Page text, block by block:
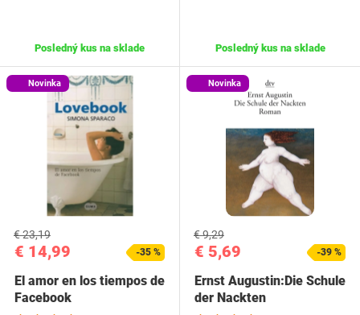
Posledný kus na sklade Posledný kus na sklade
Novinka
€ 14,99
€ 23,19
-35 %
El amor en los tiempos de
Facebook
Novinka
€ 5,69
€ 9,29
-39 %
Ernst Augustin:Die Schule
der Nackten